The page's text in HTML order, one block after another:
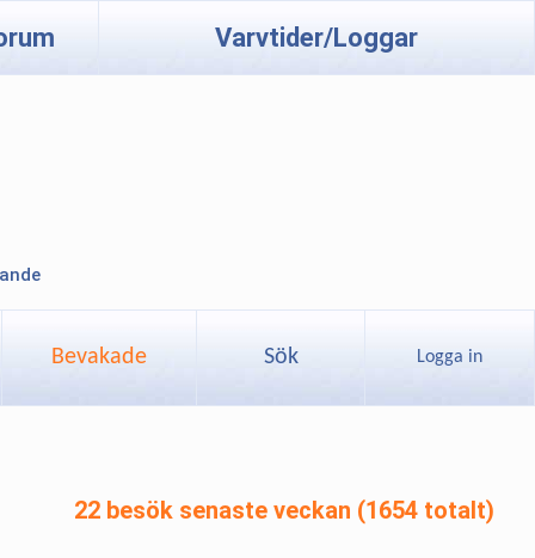
Varvtider/Loggar
Bevakade Sök Logga in
22 besök senaste veckan (1654 totalt)